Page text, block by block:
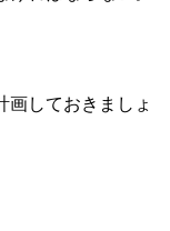
画しておきましょ